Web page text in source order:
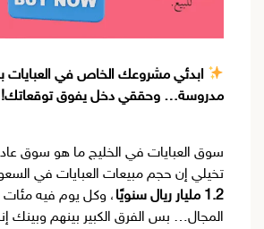
ابدئي مشروعك الخاص في العبايات
مدروسة… وحققي دخل يفوق توقعاتك!
سوق العبايات في الخليج ما هو سوق
تخيلي إن حجم مبيعات العبايات في
1.2 مليار ريال سنويًا
، وكل يوم فيه مئات
المجال… بس الفرق الكبير بينهم وبينك